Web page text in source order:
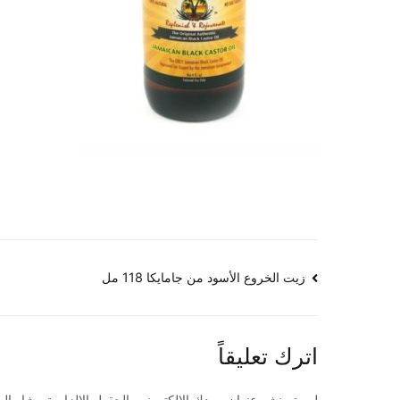
تصفّح
زيت الخروع الأسود من جامايكا 118 مل
اترك تعليقاً